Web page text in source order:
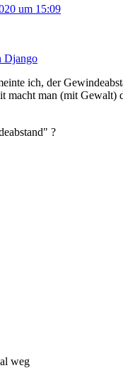
um 15:09
Django
ich, der
macht man (mit Gewalt)
?
weg